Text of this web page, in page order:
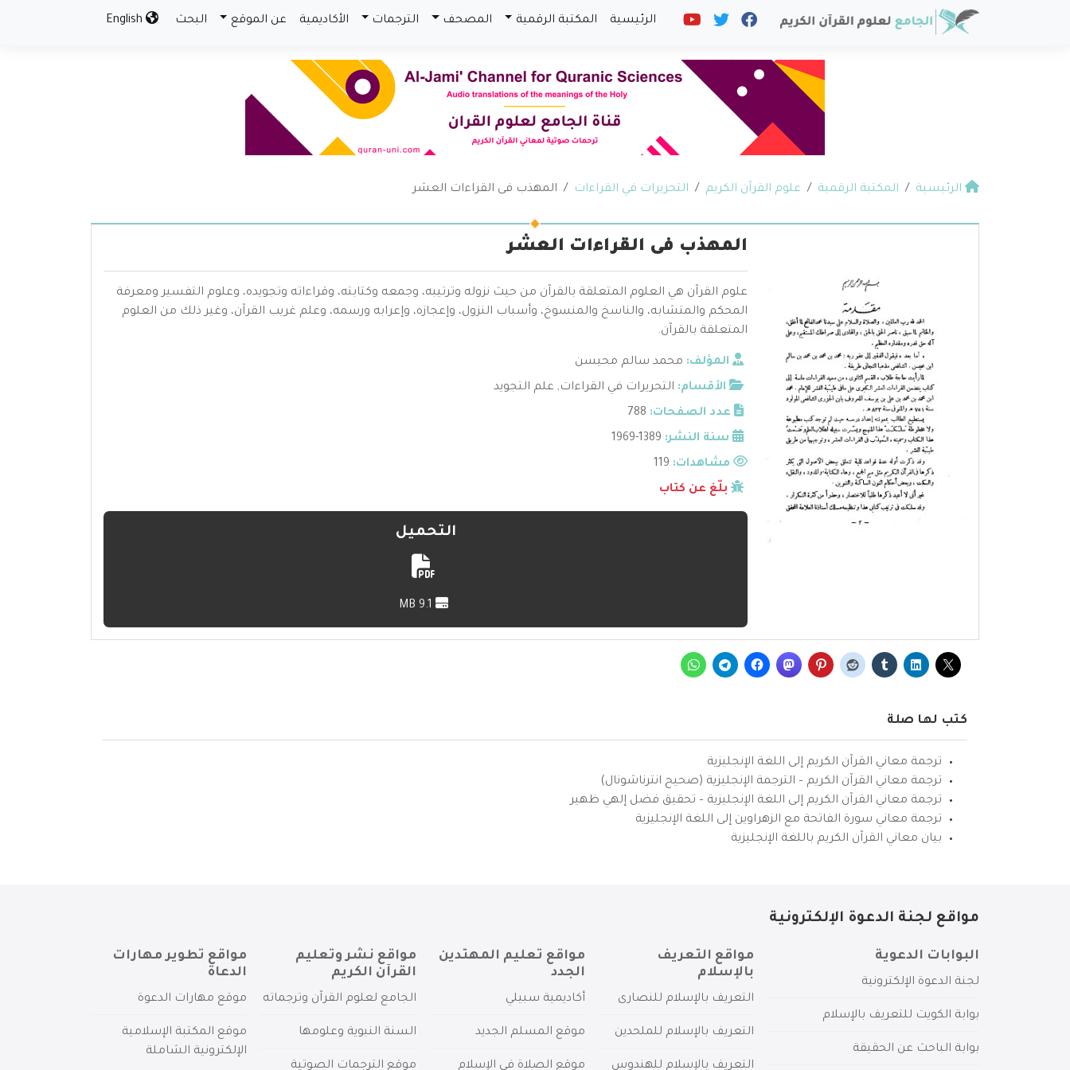
الرئيسية المكتبة الرقمية المصحف الترجمات الأكاديمية عن الموقع البحث
الرئيسية المكتبة الرقمية علوم القرآن الكريم التحريرات في القراءات المهذب فى القراءات العشر
المهذب فى القراءات العشر
علوم القرآن هي العلوم المتعلقة بالقرآن من حيث نزوله وترتيبه، وجمعه وكتابته، وقراءاته وتجويده، وعلوم التفسير ومعرفة
المحكم والمتشابه، والناسخ والمنسوخ، وأسباب النزول، وإعجازه، وإعرابه ورسمه، وعلم غريب القرآن، وغير ذلك من العلوم
المتعلقة بالقرآن.
المؤلف: محمد سالم محيسن
الأقسام: التحريرات في القراءات, علم التجويد
عدد الصفحات: 788
سنة النشر: 1389-1969
مشاهدات:
بلّغ عن كتاب
التحميل
كتب لها صلة
ترجمة معاني القرآن الكريم إلى اللغة الإنجليزية
ترجمة معاني القرآن الكريم – الترجمة الإنجليزية (صحيح انترناشونال)
ترجمة معاني القرآن الكريم إلى اللغة الإنجليزية – تحقيق فضل إلهي ظهير
ترجمة معاني سورة الفاتحة مع الزهراوين إلى اللغة الإنجليزية
بيان معاني القرآن الكريم باللغة الإنجليزية
مواقع لجنة الدعوة الإلكترونية
البوابات الدعوية
لجنة الدعوة الإلكترونية
بوابة الكويت للتعريف بالإسلام
بوابة الباحث عن الحقيقة
مواقع التعريف
بالإسلام
التعريف بالإسلام للنصارى
التعريف بالإسلام للملحدين
التعريف بالإسلام للهندوس
مواقع تعليم المهتدين
الجدد
أكاديمية سبيلي
موقع المسلم الجديد
موقع الصلاة في الإسلام
مواقع نشر وتعليم
القرآن الكريم
الجامع لعلوم القرآن وترجماته
السنة النبوية وعلومها
موقع الترجمات الصوتية
مواقع تطوير مهارات
الدعاة
موقع مهارات الدعوة
موقع المكتبة الإسلامية
الإلكترونية الشاملة